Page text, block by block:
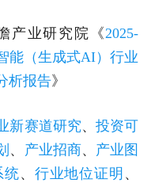
产业研究院《2025-
能（生成式AI）行业
析报告》
新赛道研究、投资可
、 产业招商、 产业图
统、 行业地位证明 、